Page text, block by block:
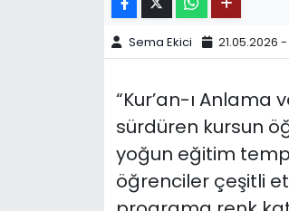
Sema Ekici 21.05.2026
“Kur’an-ı Anlama
sürdüren kursun
yoğun eğitim
öğrenciler çeşitli